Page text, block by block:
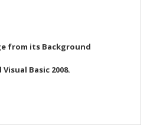
from its Background
Basic 2008.